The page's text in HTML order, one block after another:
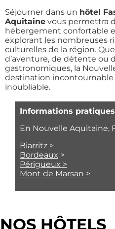
Séjourner dans un hôtel
Aquitaine vous permettra
hébergement confortable
explorant les nombreuses
culturelles de la région.
d’aventure, de détente ou
gastronomiques, la
destination incontournable
inoubliable.
Informations pratiques
En Nouvelle Aquitaine,
Biarritz >
Bordeaux >
Périgueux >
Mont de Marsan >
NOS HÔTELS